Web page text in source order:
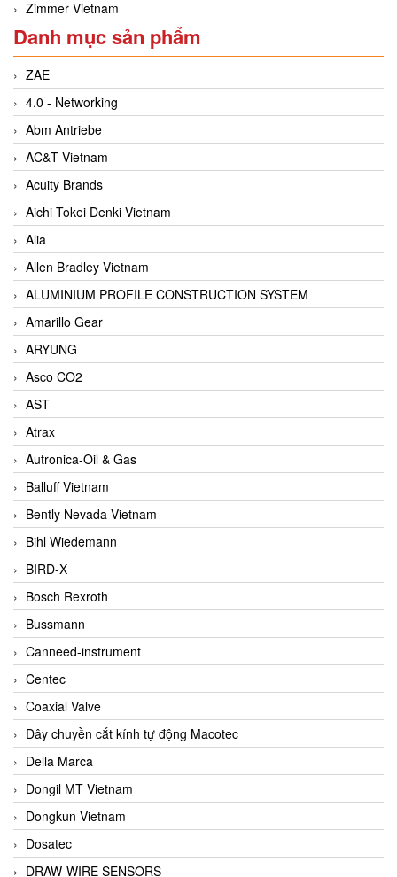
Zimmer Vietnam
Danh mục sản phẩm
ZAE
4.0 - Networking
Abm Antriebe
AC&T Vietnam
Acuity Brands
Aichi Tokei Denki Vietnam
Alia
Allen Bradley Vietnam
ALUMINIUM PROFILE CONSTRUCTION SYSTEM
Amarillo Gear
ARYUNG
Asco CO2
AST
Atrax
Autronica-Oil & Gas
Balluff Vietnam
Bently Nevada Vietnam
Bihl Wiedemann
BIRD-X
Bosch Rexroth
Bussmann
Canneed-instrument
Centec
Coaxial Valve
Dây chuyền cắt kính tự động Macotec
Della Marca
Dongil MT Vietnam
Dongkun Vietnam
Dosatec
DRAW-WIRE SENSORS